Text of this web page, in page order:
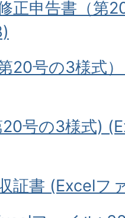
正申告書（第
20号の3様式
号の3様式)
証書 (Excelフ